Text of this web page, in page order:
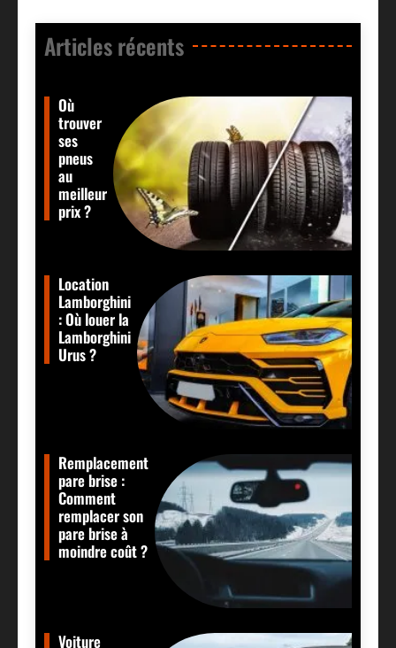
Articles récents​
Où
trouver
ses
pneus
au
meilleur
prix ?
Location
Lamborghini
: Où louer la
Lamborghini
Urus ?
Remplacement
pare brise :
Comment
remplacer son
pare brise à
moindre coût ?
Voiture